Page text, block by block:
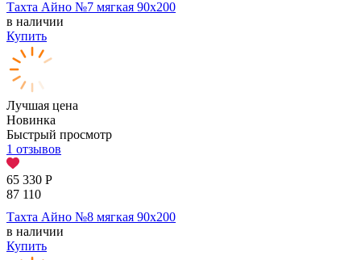
Тахта Айно №7 мягкая 90х200
в наличии
Купить
Лучшая цена
Новинка
Быстрый просмотр
1 отзывов
65 330 Р
87 110
Тахта Айно №8 мягкая 90х200
в наличии
Купить